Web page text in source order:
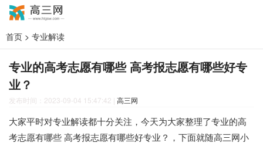
首页 > 专业解读
专业的高考志愿有哪些 高考报志愿有哪些好专
业？
发布时间：2023-09-04 15:47:42 | 高三网
大家平时对专业解读都十分关注，今天为大家整理了专业的高
考志愿有哪些 高考报志愿有哪些好专业？，下面就随高三网小